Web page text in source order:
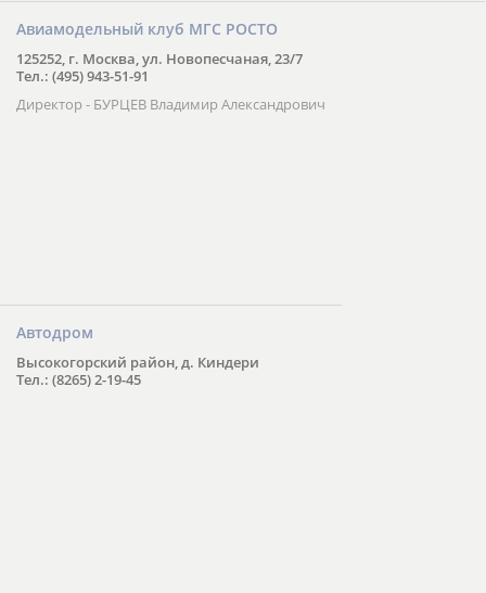
Авиамодельный клуб МГС РОСТО
125252, г. Москва, ул. Новопесчаная, 23/7
Тел.: (495) 943-51-91
Директор - БУРЦЕВ Владимир Александрович
Автодром
Высокогорский район, д. Киндери
Тел.: (8265) 2-19-45